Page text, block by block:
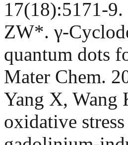
17(18):5171-
ZW*. γ-
quantum dots
Mater Chem.
Yang X,
oxidative